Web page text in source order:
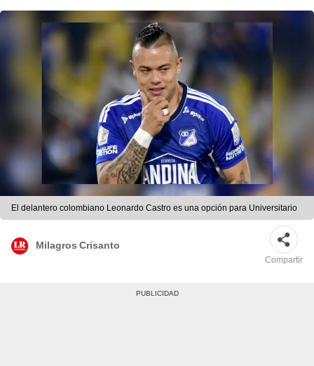
El delantero colombiano Leonardo Castro es una opción para Universitario
Milagros Crisanto
Compartir